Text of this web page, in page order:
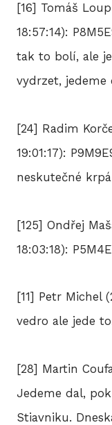
[16] Tomáš
18:57:14):
tak to bolí, ale
vydrzet, jedeme
[24] Radim
19:01:17):
neskutečné
[125] Ondřej
18:03:18):
[11] Petr Michel
vedro ale jede
[28] Martin
Jedeme dal,
Stiavniku.